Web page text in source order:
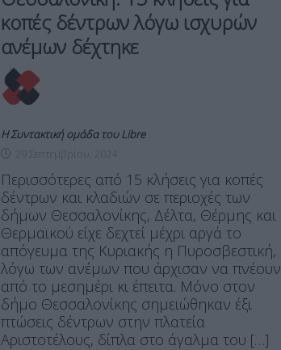
κοπές δέντρων λόγω ισχυρών
ανέμων δέχτηκε
Η Συντακτική ομάδα του Libre
Περισσότερες από 15 κλήσεις για κοπές
δέντρων και κλαδιών σε περιοχές των
δήμων Θεσσαλονίκης, Δέλτα, Θέρμης και
Θερμαϊκού είχε δεχτεί μέχρι αργά το
απόγευμα της Κυριακής η Πυροσβεστική,
λόγω των ανέμων που άρχισαν να πνέουν
από το μεσημέρι κι έπειτα. Μόνο στον
δήμο Θεσσαλονίκης σημειώθηκαν έξι
πτώσεις δέντρων στην πλατεία
Αριστοτέλους, δίπλα στο άγαλμα του […]